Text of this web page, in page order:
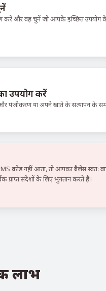
करें और वह चुनें जो आपके इच्छित उपयोग
उपयोग करें
पंजीकरण या अपने खाते के सत्यापन के समय
कोड नहीं आता, तो आपका बैलेंस स्वतः
संदेशों के लिए भुगतान करते हैं।
लाभ